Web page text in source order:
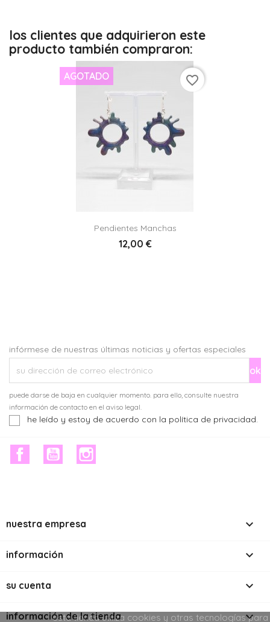
los clientes que adquirieron este
producto también compraron:
Pendientes Manchas
12,00 €
AGOTADO favorite_border
infórmese de nuestras últimas noticias y ofertas especiales
puede darse de baja en cualquier momento. para ello, consulte nuestra
información de contacto en el aviso legal.
he leído y estoy de acuerdo con la política de privacidad.
facebookyoutube
nuestra empresa 
información 
su cuenta 
información de la tienda keyboard_arrow_down
esta tienda utiliza cookies y otras tecnologías para